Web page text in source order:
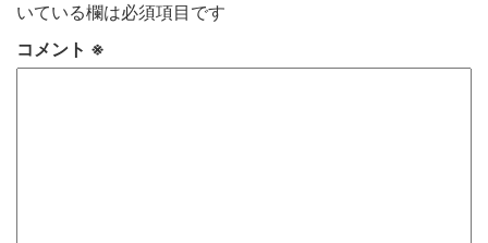
いている欄は必須項目です
コメント ※